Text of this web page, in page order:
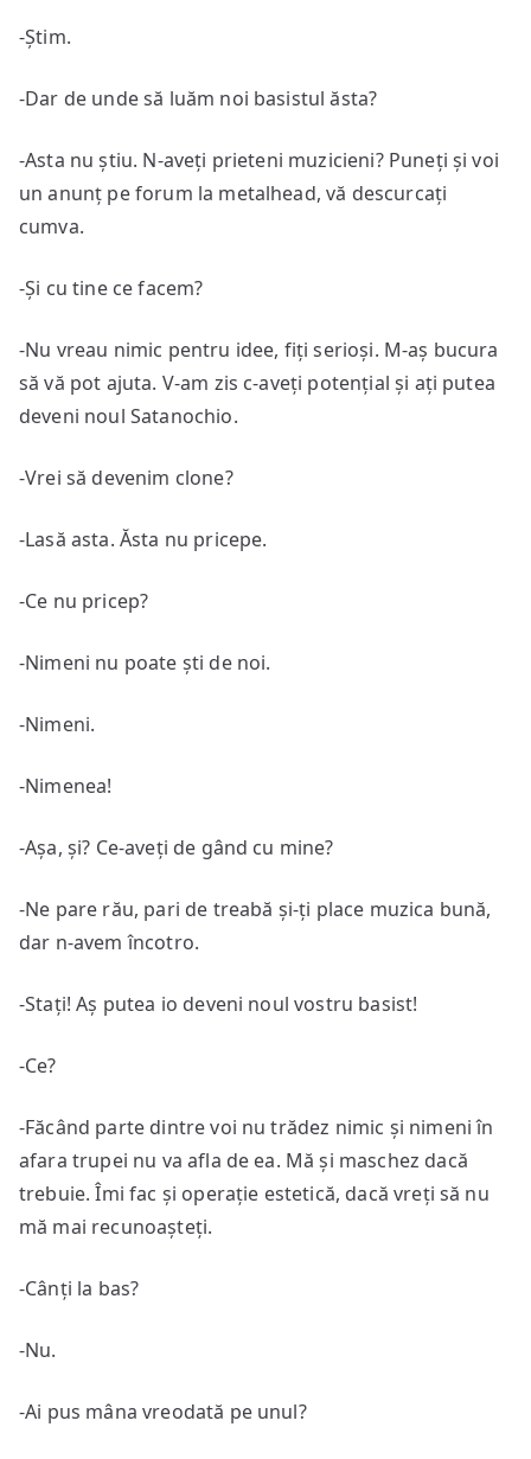
-Știm.
-Dar de unde să luăm noi basistul ăsta?
-Asta nu știu. N-aveți prieteni muzicieni? Puneți și voi
un anunț pe forum la metalhead, vă descurcați
cumva.
-Și cu tine ce facem?
-Nu vreau nimic pentru idee, fiți serioși. M-aș bucura
să vă pot ajuta. V-am zis c-aveți potențial și ați putea
deveni noul Satanochio.
-Vrei să devenim clone?
-Lasă asta. Ăsta nu pricepe.
-Ce nu pricep?
-Nimeni nu poate ști de noi.
-Nimeni.
-Nimenea!
-Așa, și? Ce-aveți de gând cu mine?
-Ne pare rău, pari de treabă și-ți place muzica bună,
dar n-avem încotro.
-Stați! Aș putea io deveni noul vostru basist!
-Ce?
-Făcând parte dintre voi nu trădez nimic și nimeni în
afara trupei nu va afla de ea. Mă și maschez dacă
trebuie. Îmi fac și operație estetică, dacă vreți să nu
mă mai recunoașteți.
-Cânți la bas?
-Nu.
-Ai pus mâna vreodată pe unul?